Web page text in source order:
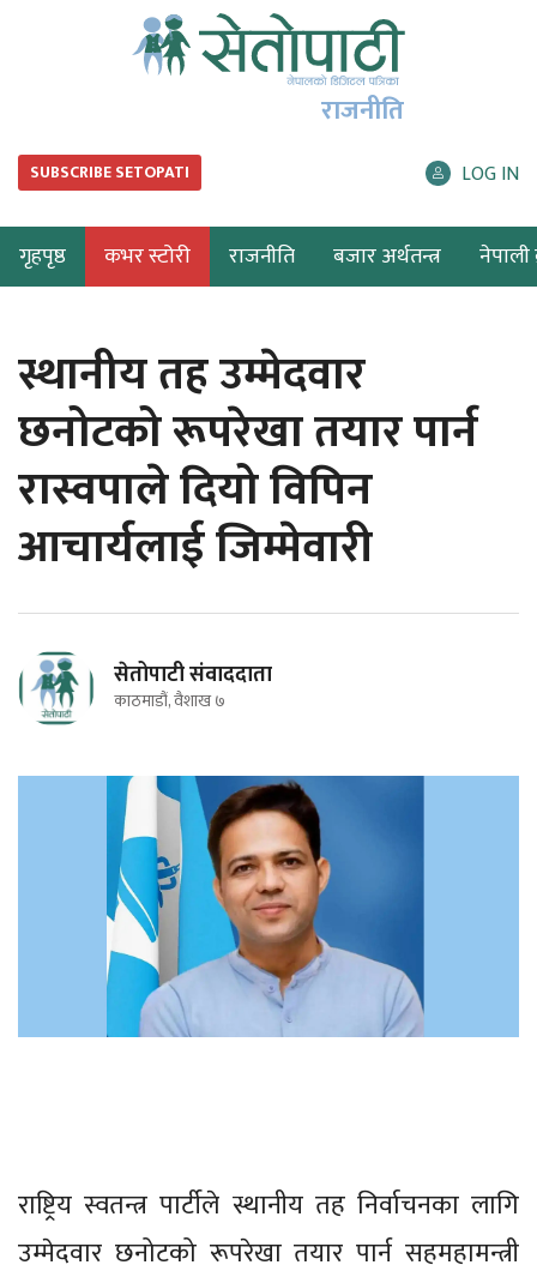
राजनीति
SUBSCRIBE SETOPATI LOG IN
गृहपृष्ठ कभर स्टोरी राजनीति बजार अर्थतन्त्र नेपाली
स्थानीय तह उम्मेदवार
छनोटको रूपरेखा तयार पार्न
रास्वपाले दियो विपिन
आचार्यलाई जिम्मेवारी
सेतोपाटी संवाददाता
काठमाडौं, वैशाख ७
राष्ट्रिय स्वतन्त्र पार्टीले स्थानीय तह निर्वाचनका लागि
उम्मेदवार छनोटको रूपरेखा तयार पार्न सहमहामन्त्री